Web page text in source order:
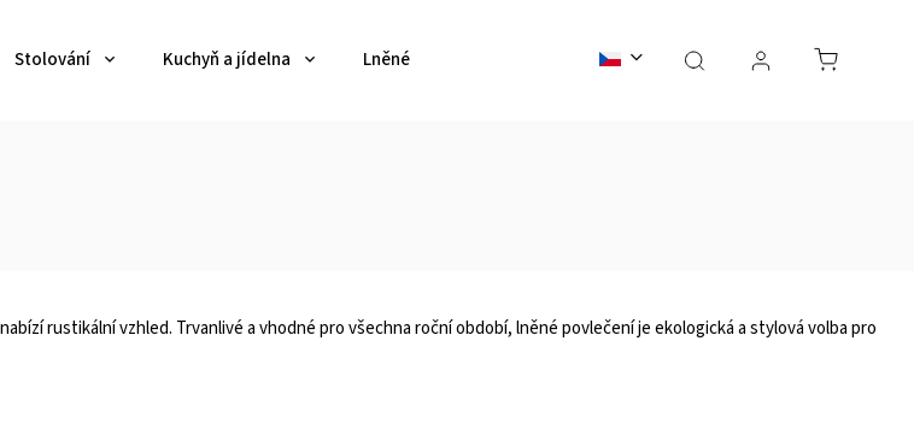
Stolování Kuchyň a jídelna Lněné přehozy Prostěradla Dekorační polštáře
rustikální vzhled. Trvanlivé a vhodné pro všechna roční období, lněné povlečení je ekologická a stylová volba pro